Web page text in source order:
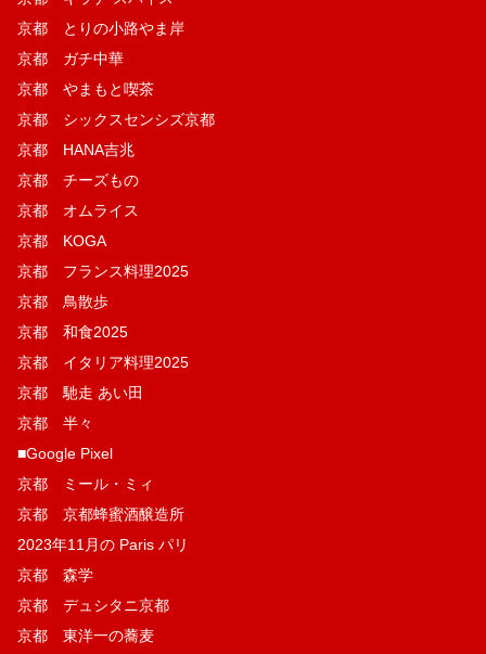
京都 とりの小路やま岸
京都 ガチ中華
京都 やまもと喫茶
京都 シックスセンシズ京都
京都 HANA吉兆
京都 チーズもの
京都 オムライス
京都 KOGA
京都 フランス料理2025
京都 鳥散歩
京都 和食2025
京都 イタリア料理2025
京都 馳走 あい田
京都 半々
■Google Pixel
京都 ミール・ミィ
京都 京都蜂蜜酒醸造所
2023年11月の Paris パリ
京都 森学
京都 デュシタニ京都
京都 東洋一の蕎麦